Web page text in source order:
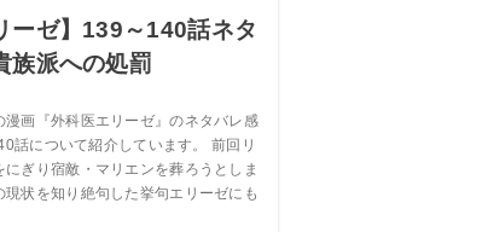
ーゼ】139～140話ネタ
族派への処罰
漫画『外科医エリーゼ』のネタバレ感
話について紹介しています。 前回リ
にぎり宿敵・マリエンを葬ろうとしま
現状を知り絶句した挙句エリーゼにも